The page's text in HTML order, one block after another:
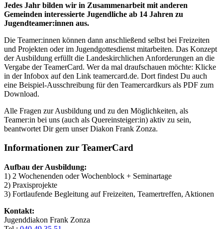
Jedes Jahr bilden wir in Zusammenarbeit mit anderen
Gemeinden interessierte Jugendliche ab 14 Jahren zu
Jugendteamer:innen aus.
Die Teamer:innen können dann anschließend selbst bei Freizeiten
und Projekten oder im Jugendgottesdienst mitarbeiten. Das Konzept
der Ausbildung erfüllt die Landeskirchlichen Anforderungen an die
Vergabe der TeamerCard. Wer da mal draufschauen möchte: Klicke
in der Infobox auf den Link teamercard.de. Dort findest Du auch
eine Beispiel-Ausschreibung für den Teamercardkurs als PDF zum
Download.
Alle Fragen zur Ausbildung und zu den Möglichkeiten, als
Teamer:in bei uns (auch als Quereinsteiger:in) aktiv zu sein,
beantwortet Dir gern unser Diakon Frank Zonza.
Informationen zur TeamerCard
Aufbau der Ausbildung:
1) 2 Wochenenden oder Wochenblock + Seminartage
2) Praxisprojekte
3) Fortlaufende Begleitung auf Freizeiten, Teamertreffen, Aktionen
Kontakt:
Jugenddiakon Frank Zonza